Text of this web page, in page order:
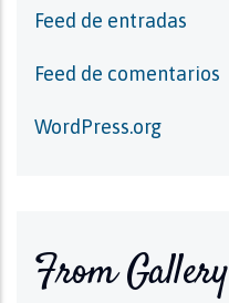
Feed de entradas
Feed de comentarios
WordPress.org
From Gallery